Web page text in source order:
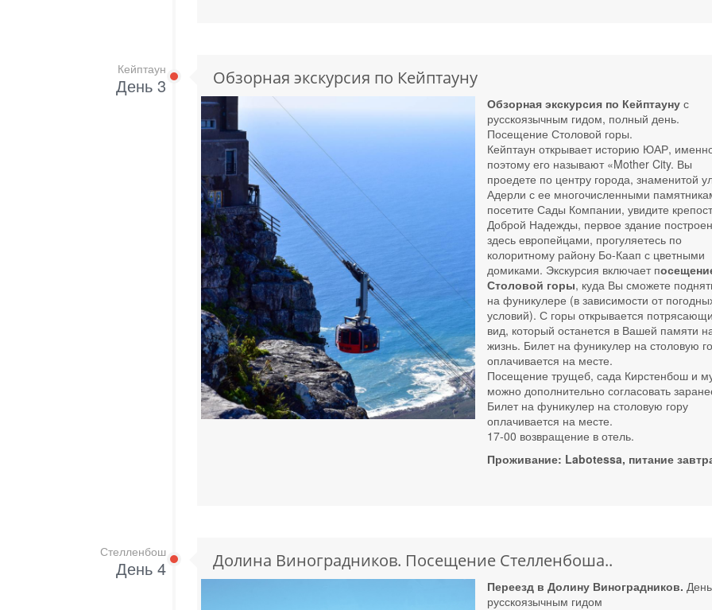
Кейптаун
День 3 Обзорная экскурсия по Кейптауну
Обзорная экскурсия по Кейптауну с
русскоязычным гидом, полный день.
Посещение Столовой горы.
Кейптаун открывает историю ЮАР,
поэтому его называют «Mother City. Вы
проедете по центру города, знаменитой
Адерли с ее многочисленными
посетите Сады Компании, увидите
Доброй Надежды, первое здание
здесь европейцами, прогуляетесь по
колоритному району Бо-Каап с цветными
домиками. Экскурсия включает п
Столовой горы, куда Вы сможете
на фуникулере (в зависимости от
условий). С горы открывается
вид, который останется в Вашей памяти
жизнь. Билет на фуникулер на столовую
оплачивается на месте.
Посещение трущеб, сада Кирстенбош и
можно дополнительно согласовать
Билет на фуникулер на столовую гору
оплачивается на месте.
17-00 возвращение в отель.
Проживание: Labotessa, питание
Стелленбош
День 4 Долина Виноградников. Посещение Стелленбоша..
Переезд в Долину Виноградников.
русскоязычным гидом